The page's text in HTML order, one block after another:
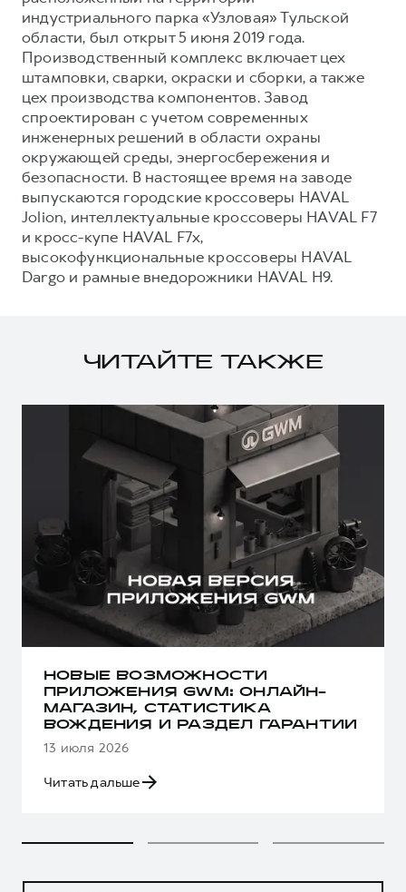
индустриального парка «Узловая» Тульской
области, был открыт 5 июня 2019 года.
Производственный комплекс включает цех
штамповки, сварки, окраски и сборки, а также
цех производства компонентов. Завод
спроектирован с учетом современных
инженерных решений в области охраны
окружающей среды, энергосбережения и
безопасности. В настоящее время на заводе
выпускаются городские кроссоверы HAVAL
Jolion, интеллектуальные кроссоверы HAVAL F7
и кросс-купе HAVAL F7x,
высокофункциональные кроссоверы HAVAL
Dargo и рамные внедорожники HAVAL H9.
ЧИТАЙТЕ ТАКЖЕ
НОВЫЕ ВОЗМОЖНОСТИ
ПРИЛОЖЕНИЯ GWM: ОНЛАЙН-
МАГАЗИН, СТАТИСТИКА
ВОЖДЕНИЯ И РАЗДЕЛ ГАРАНТИИ
13 июля 2026
Читать дальше